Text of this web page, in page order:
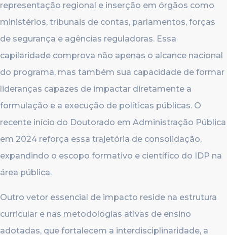
representação regional e inserção em órgãos como
ministérios, tribunais de contas, parlamentos, forças
de segurança e agências reguladoras. Essa
capilaridade comprova não apenas o alcance nacional
do programa, mas também sua capacidade de formar
lideranças capazes de impactar diretamente a
formulação e a execução de políticas públicas. O
recente início do Doutorado em Administração Pública
em 2024 reforça essa trajetória de consolidação,
expandindo o escopo formativo e científico do IDP na
área pública.
Outro vetor essencial de impacto reside na estrutura
curricular e nas metodologias ativas de ensino
adotadas, que fortalecem a interdisciplinaridade, a